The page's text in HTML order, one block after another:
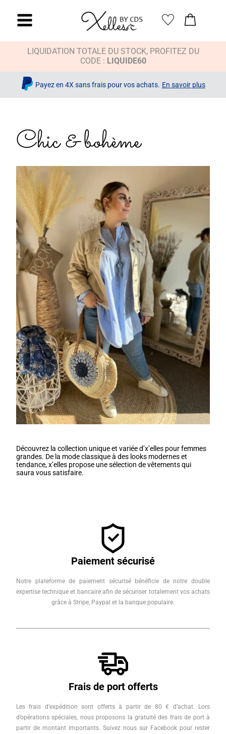
LIQUIDATION TOTALE DU STOCK, PROFITEZ DU
CODE : LIQUIDE60
Payez en 4X sans frais pour vos achats. En savoir plus
Chic & bohème
Découvrez la collection unique et variée d’x’elles pour femmes
grandes. De la mode classique à des looks modernes et
tendance, x’elles propose une sélection de vêtements qui
saura vous satisfaire.
Paiement sécurisé
Notre plateforme de paiement sécurisé bénéficie de notre double
expertise technique et bancaire afin de sécuriser totalement vos achats
grâce à Stripe, Paypal et la banque populaire.
Frais de port offerts
Les frais d’expédition sont offerts à partir de 80 € d’achat. Lors
d’opérations spéciales, nous proposons la gratuité des frais de port à
partir de montant importants. Suivez nous sur Facebook pour rester